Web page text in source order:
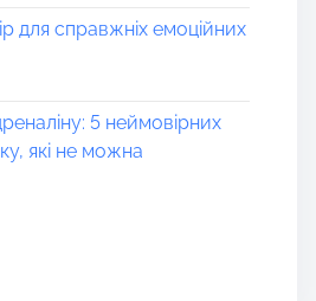
для справжніх емоційних
5 неймовірних
які не можна